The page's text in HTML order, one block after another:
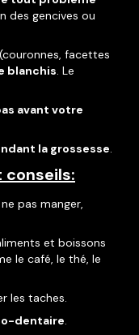
des gencives ou
(couronnes, facettes
blanchis. Le
avant votre
la grossesse.
ne pas manger,
et boissons
le café, le thé, le
les taches.
dentaire.